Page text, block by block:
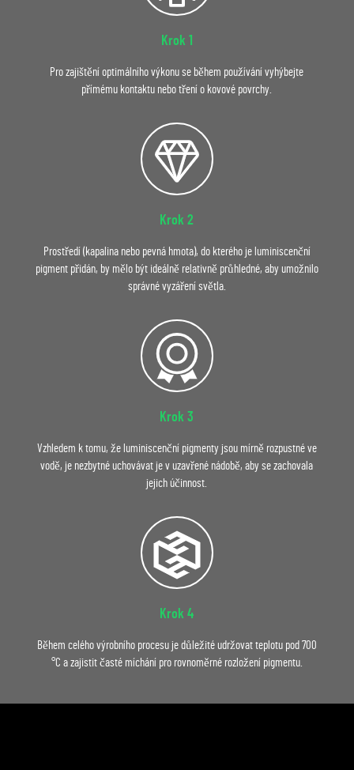
Krok 1
Pro zajištění optimálního výkonu se během používání vyhýbejte
přímému kontaktu nebo tření o kovové povrchy.
Krok 2
Prostředí (kapalina nebo pevná hmota), do kterého je luminiscenční
pigment přidán, by mělo být ideálně relativně průhledné, aby umožnilo
správné vyzáření světla.
Krok 3
Vzhledem k tomu, že luminiscenční pigmenty jsou mírně rozpustné ve
vodě, je nezbytné uchovávat je v uzavřené nádobě, aby se zachovala
jejich účinnost.
Krok 4
Během celého výrobního procesu je důležité udržovat teplotu pod 700
°C a zajistit časté míchání pro rovnoměrné rozložení pigmentu.